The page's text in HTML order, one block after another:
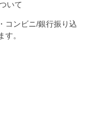
いて
コンビニ/銀行振り込
す。